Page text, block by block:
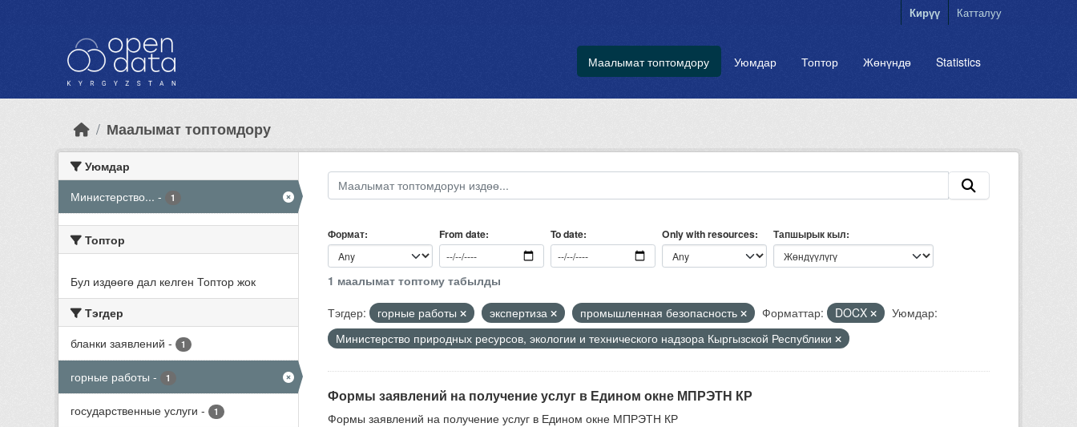
Кирүү Катталуу
Маалымат топтомдору Уюмдар Топтор Жөнүндө Statistics
Маалымат топтомдору
Уюмдар
Министерство... - 1
Топтор
Бул издөөгө дал келген Топтор жок
Тэгдер
бланки заявлений - 1
горные работы - 1
государственные услуги - 1
Формат From date To date Only with resources Тапшырык кыл
1 маалымат топтому табылды
Тэгдер:
горные работы экспертиза промышленная безопасность Форматтар: DOCX
Уюмдар:
Министерство природных ресурсов, экологии и технического надзора Кыргызской Республики
Формы заявлений на получение услуг в Едином окне МПРЭТН КР
Формы заявлений на получение услуг в Едином окне МПРЭТН КР